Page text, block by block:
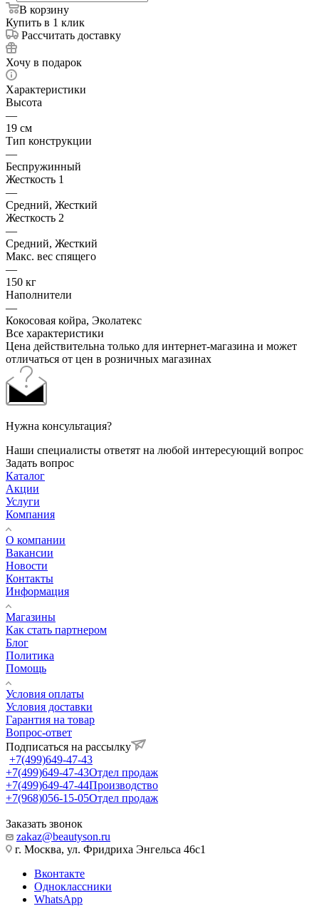
В корзину
Купить в 1 клик
Рассчитать доставку
Хочу в подарок
Характеристики
Высота
—
19 см
Тип конструкции
—
Беспружинный
Жесткость 1
—
Средний, Жесткий
Жесткость 2
—
Средний, Жесткий
Макс. вес спящего
—
150 кг
Наполнители
—
Кокосовая койра, Эколатекс
Все характеристики
Цена действительна только для интернет-магазина и может
отличаться от цен в розничных магазинах
Нужна консультация?
Наши специалисты ответят на любой интересующий вопрос
Задать вопрос
Каталог
Акции
Услуги
Компания
О компании
Вакансии
Новости
Контакты
Информация
Магазины
Как стать партнером
Блог
Политика
Помощь
Условия оплаты
Условия доставки
Гарантия на товар
Вопрос-ответ
Подписаться на рассылку
+7(499)649-47-43
+7(499)649-47-43Отдел продаж
+7(499)649-47-44Производство
+7(968)056-15-05Отдел продаж
Заказать звонок
zakaz@beautyson.ru
г. Москва, ул. Фридриха Энгельса 46с1
Вконтакте
Одноклассники
WhatsApp